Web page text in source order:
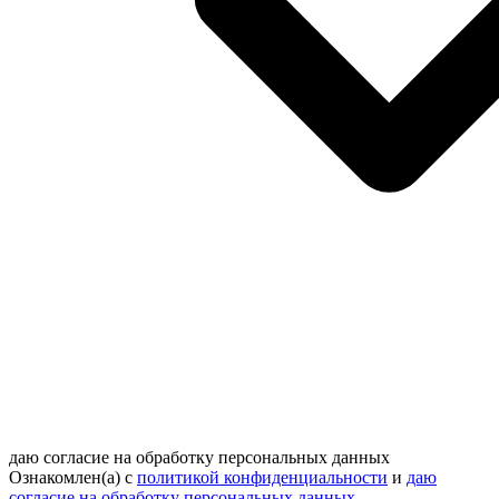
даю согласие на обработку персональных данных
Ознакомлен(а) с политикой конфиденциальности и даю